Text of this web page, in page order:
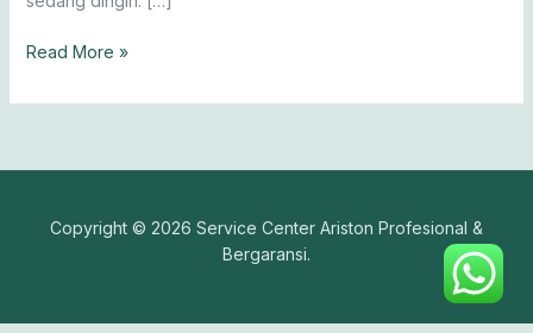
Read More »
Copyright © 2026 Service Center Ariston Profesional &
Bergaransi.